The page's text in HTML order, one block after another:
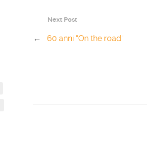
Next Post
← 60 anni “On the road”